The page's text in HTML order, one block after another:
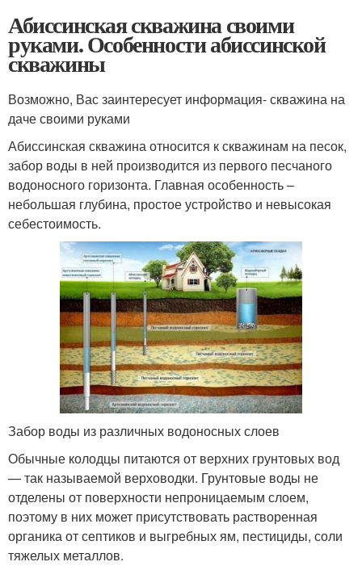
Абиссинская скважина своими
руками. Особенности абиссинской
скважины
Возможно, Вас заинтересует информация- скважина на
даче своими руками
Абиссинская скважина относится к скважинам на песок,
забор воды в ней производится из первого песчаного
водоносного горизонта. Главная особенность –
небольшая глубина, простое устройство и невысокая
себестоимость.
Забор воды из различных водоносных слоев
Обычные колодцы питаются от верхних грунтовых вод
— так называемой верховодки. Грунтовые воды не
отделены от поверхности непроницаемым слоем,
поэтому в них может присутствовать растворенная
органика от септиков и выгребных ям, пестициды, соли
тяжелых металлов.